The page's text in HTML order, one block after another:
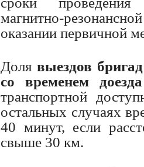
магнитно-
оказании первичной
Долявыездов
со временем
транспортной
остальных случаях
40 минут, если
свыше 30 км.